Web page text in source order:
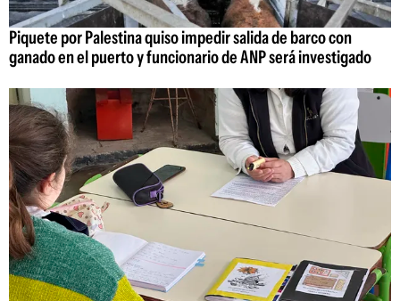
Piquete por Palestina quiso impedir salida de barco con
ganado en el puerto y funcionario de ANP será investigado